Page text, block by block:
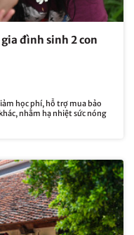
đình sinh 2 con
học phí, hỗ trợ mua bảo
nhằm hạ nhiệt sức nóng